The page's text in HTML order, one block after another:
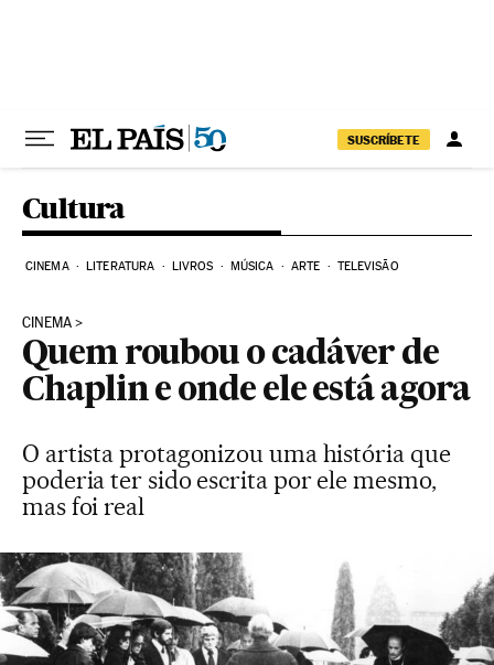
SUSCRÍBETE
Cultura
CINEMA LITERATURA LIVROS MÚSICA ARTE TELEVISÃO
CINEMA
Quem roubou o cadáver de
Chaplin e onde ele está agora
O artista protagonizou uma história que
poderia ter sido escrita por ele mesmo,
mas foi real